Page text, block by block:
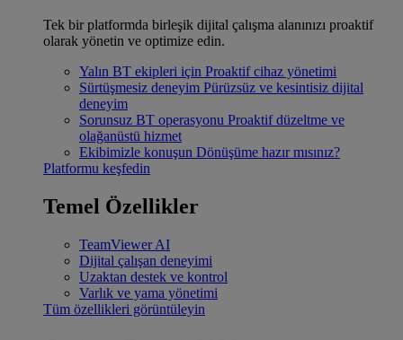
Tek bir platformda birleşik dijital çalışma alanınızı proaktif
olarak yönetin ve optimize edin.
Yalın BT ekipleri için Proaktif cihaz yönetimi
Sürtüşmesiz deneyim Pürüzsüz ve kesintisiz dijital
deneyim
Sorunsuz BT operasyonu Proaktif düzeltme ve
olağanüstü hizmet
Ekibimizle konuşun Dönüşüme hazır mısınız?
Platformu keşfedin
Temel Özellikler
TeamViewer AI
Dijital çalışan deneyimi
Uzaktan destek ve kontrol
Varlık ve yama yönetimi
Tüm özellikleri görüntüleyin